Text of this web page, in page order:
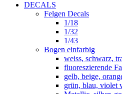
DECALS
Felgen Decals
1/18
1/32
1/43
Bogen einfarbig
weiss, schwarz,
fluoreszierende
gelb, beige,
grün, blau, violet